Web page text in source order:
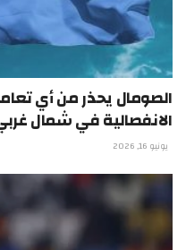
الصومال يحذر من أي
الانفصالية في شمال
يونيو 16, 2026